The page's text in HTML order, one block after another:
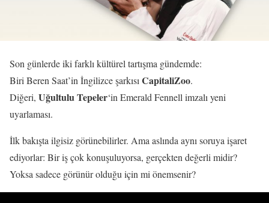
Son günlerde iki farklı kültürel tartışma gündemde:
Biri Beren Saat’in İngilizce şarkısı CapitaliZoo.
Diğeri, Uğultulu Tepeler‘in Emerald Fennell imzalı yeni
uyarlaması.
İlk bakışta ilgisiz görünebilirler. Ama aslında aynı soruya işaret
ediyorlar: Bir iş çok konuşuluyorsa, gerçekten değerli midir?
Yoksa sadece görünür olduğu için mi önemsenir?